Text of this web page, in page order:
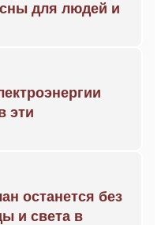
для людей и
эти
останется без
и света в